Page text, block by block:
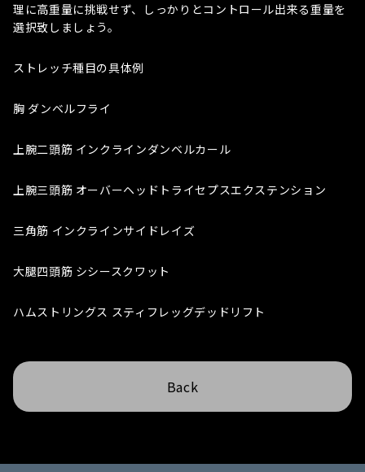
理に高重量に挑戦せず、しっかりとコントロール出来る重量を
選択致しましょう。
ストレッチ種目の具体例
胸 ダンベルフライ
上腕二頭筋 インクラインダンベルカール
上腕三頭筋 オーバーヘッドトライセプスエクステンション
三角筋 インクラインサイドレイズ
大腿四頭筋 シシースクワット
ハムストリングス スティフレッグデッドリフト
Back